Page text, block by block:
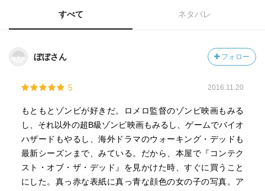
すべて ネタバレ
ぼぼさん フォロー
5 2016.11.20
もともとゾンビが好きだ。ロメロ監督のゾンビ映画もみる
し、それ以外の超B級ゾンビ映画もみるし、ゲームでバイオ
ハザードもやるし、海外ドラマのウォーキング・デッドも
最新シーズンまで、みている。だから、本屋で『コンテク
スト・オブ・ザ・デッド』を見かけた時、すぐに買うこと
にした。真っ赤な表紙に真っ青な顔色の女の子の写真。ア